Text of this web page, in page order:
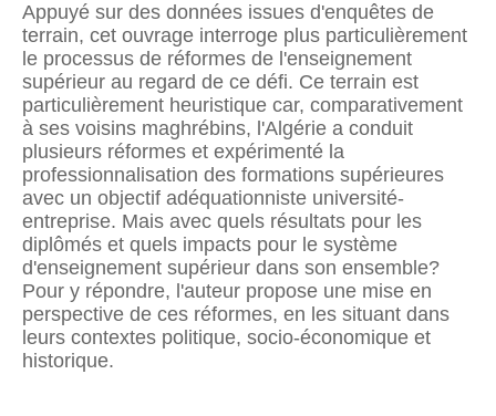
Appuyé sur des données issues d'enquêtes de
terrain, cet ouvrage interroge plus particulièrement
le processus de réformes de l'enseignement
supérieur au regard de ce défi. Ce terrain est
particulièrement heuristique car, comparativement
à ses voisins maghrébins, l'Algérie a conduit
plusieurs réformes et expérimenté la
professionnalisation des formations supérieures
avec un objectif adéquationniste université-
entreprise. Mais avec quels résultats pour les
diplômés et quels impacts pour le système
d'enseignement supérieur dans son ensemble?
Pour y répondre, l'auteur propose une mise en
perspective de ces réformes, en les situant dans
leurs contextes politique, socio-économique et
historique.